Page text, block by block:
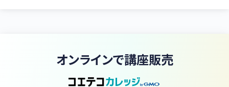
るように教材や授業を作り上げていることです。局地気象予測や専
オンラインで講座販売